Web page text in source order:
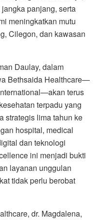
panjang, serta
meningkatkan mutu
Cilegon, dan kawasan
Daulay, dalam
Bethsaida Healthcare—
terus
terpadu yang
strategis lima tahun ke
hospital, medical
dan teknologi
ini menjadi bukti
layanan unggulan
tidak perlu berobat
dr. Magdalena,